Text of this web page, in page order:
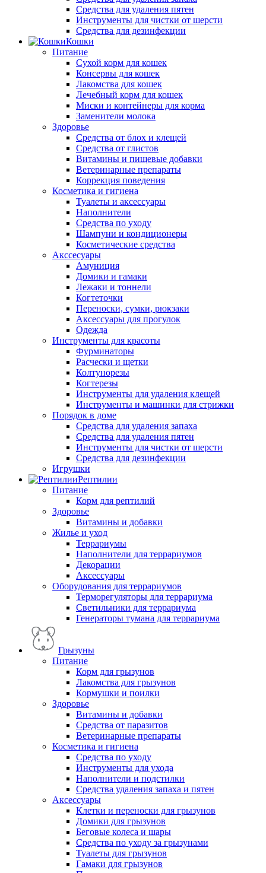
Средства для удаления пятен
Инструменты для чистки от шерсти
Средства для дезинфекции
Кошки
Питание
Сухой корм для кошек
Консервы для кошек
Лакомства для кошек
Лечебный корм для кошек
Миски и контейнеры для корма
Заменители молока
Здоровье
Средства от блох и клещей
Средства от глистов
Витамины и пищевые добавки
Ветеринарные препараты
Коррекция поведения
Косметика и гигиена
Туалеты и аксессуары
Наполнители
Средства по уходу
Шампуни и кондиционеры
Косметические средства
Акссесуары
Амуниция
Домики и гамаки
Лежаки и тоннели
Когтеточки
Переноски, сумки, рюкзаки
Аксессуары для прогулок
Одежда
Инструменты для красоты
Фурминаторы
Расчески и щетки
Колтунорезы
Когтерезы
Инструменты для удаления клещей
Инструменты и машинки для стрижки
Порядок в доме
Средства для удаления запаха
Средства для удаления пятен
Инструменты для чистки от шерсти
Средства для дезинфекции
Игрушки
Рептилии
Питание
Корм для рептилий
Здоровье
Витамины и добавки
Жилье и уход
Террариумы
Наполнители для террариумов
Декорации
Аксессуары
Оборудования для террариумов
Терморегуляторы для террариума
Светильники для террариума
Генераторы тумана для террариума
Грызуны
Питание
Корм для грызунов
Лакомства для грызунов
Кормушки и поилки
Здоровье
Витамины и добавки
Средства от паразитов
Ветеринарные препараты
Косметика и гигиена
Средства по уходу
Инструменты для ухода
Наполнители и подстилки
Средства удаления запаха и пятен
Аксессуары
Клетки и переноски для грызунов
Домики для грызунов
Беговые колеса и шары
Средства по уходу за грызунами
Туалеты для грызунов
Гамаки для грызунов